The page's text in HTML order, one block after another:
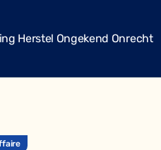
Herstel Ongekend Onrecht